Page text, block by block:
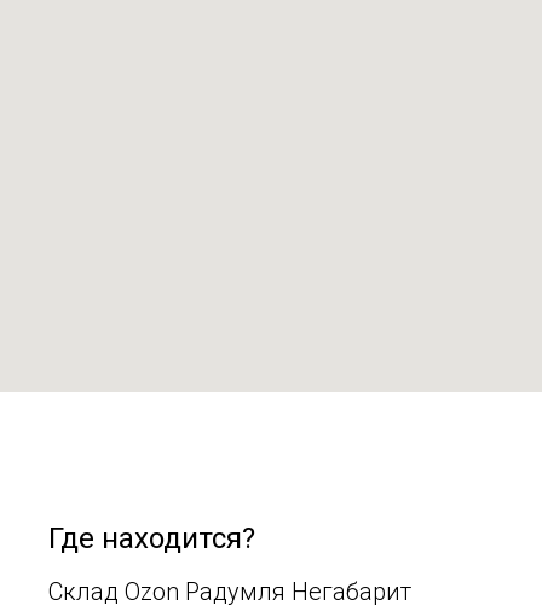
Где находится?
Склад Ozon Радумля Негабарит